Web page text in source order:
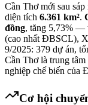
Cần Thơ mới sau
diện tích 6.361 km².
đồng, tăng 5,73% —
(cao nhất ĐBSCL),
9/2025: 379 dự án,
Cần Thơ là trung
nghiệp chế biến của
Cơ hội